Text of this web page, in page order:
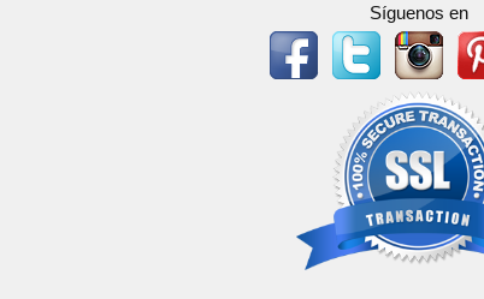
Síguenos en